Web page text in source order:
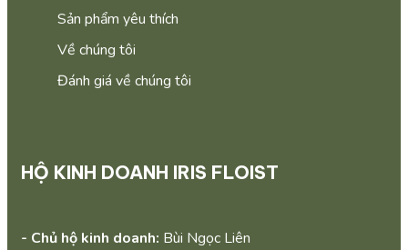
Sản phẩm yêu thích
Về chúng tôi
Đánh giá về chúng tôi
HỘ KINH DOANH IRIS FLOIST
- Chủ hộ kinh doanh: Bùi Ngọc Liên